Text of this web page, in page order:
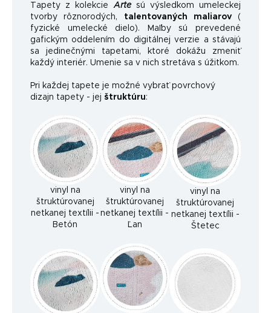
Tapety z kolekcieArtesú výsledkom umeleckej
tvorby rôznorodých,
talentovaných maliarov(
fyzické umelecké dielo). Maľby sú prevedené
gafickým oddelením do digitálnej verzie a stávajú
sa jedinečnými tapetami, ktoré dokážu zmeniť
každý interiér. Umenie sa v nich stretáva s úžitkom.
Pri každej tapete je možné vybrať povrchový
dizajn tapety - jej štruktúru:
vinyl na
štruktúrovanej
netkanej textílii -
Betón
vinyl na
štruktúrovanej
netkanej textílii -
Ľan
vinyl na
štruktúrovanej
netkanej textílii -
Štetec